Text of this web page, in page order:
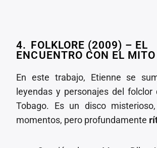
4.⁠ ⁠FOLKLORE (2009) – EL
ENCUENTRO CON EL MITO
En este trabajo, Etienne se
leyendas y personajes del folclor
Tobago. Es un disco
momentos, pero profundamente